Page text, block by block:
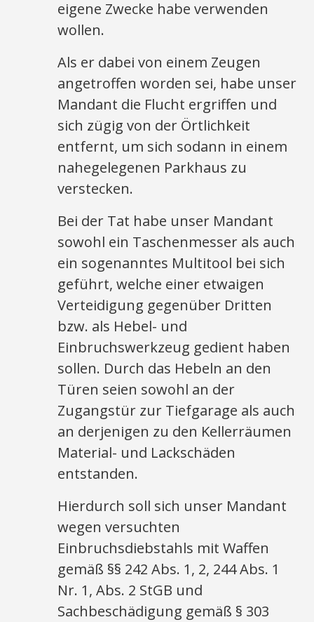
eigene Zwecke habe verwenden
wollen.
Als er dabei von einem Zeugen
angetroffen worden sei, habe unser
Mandant die Flucht ergriffen und
sich zügig von der Örtlichkeit
entfernt, um sich sodann in einem
nahegelegenen Parkhaus zu
verstecken.
Bei der Tat habe unser Mandant
sowohl ein Taschenmesser als auch
ein sogenanntes Multitool bei sich
geführt, welche einer etwaigen
Verteidigung gegenüber Dritten
bzw. als Hebel- und
Einbruchswerkzeug gedient haben
sollen. Durch das Hebeln an den
Türen seien sowohl an der
Zugangstür zur Tiefgarage als auch
an derjenigen zu den Kellerräumen
Material- und Lackschäden
entstanden.
Hierdurch soll sich unser Mandant
wegen versuchten
Einbruchsdiebstahls mit Waffen
gemäß §§ 242 Abs. 1, 2, 244 Abs. 1
Nr. 1, Abs. 2 StGB und
Sachbeschädigung gemäß § 303